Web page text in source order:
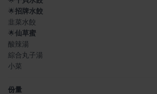
🌟招牌水餃
韭菜水餃
🌟仙草蜜
酸辣湯
綜合丸子湯
小菜
份量